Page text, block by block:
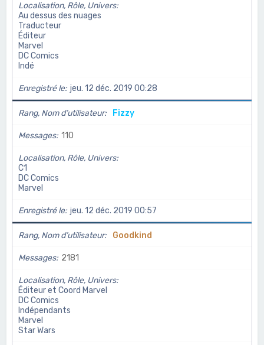
Localisation, Rôle, Univers
Au dessus des nuages
Traducteur
Éditeur
Marvel
DC Comics
Indé
Enregistré le jeu. 12 déc. 2019 00:28
Rang, Nom d’utilisateur Fizzy
Messages 110
Localisation, Rôle, Univers
C1
DC Comics
Marvel
Enregistré le jeu. 12 déc. 2019 00:57
Rang, Nom d’utilisateur Goodkind
Messages 2181
Localisation, Rôle, Univers
Éditeur et Coord Marvel
DC Comics
Indépendants
Marvel
Star Wars